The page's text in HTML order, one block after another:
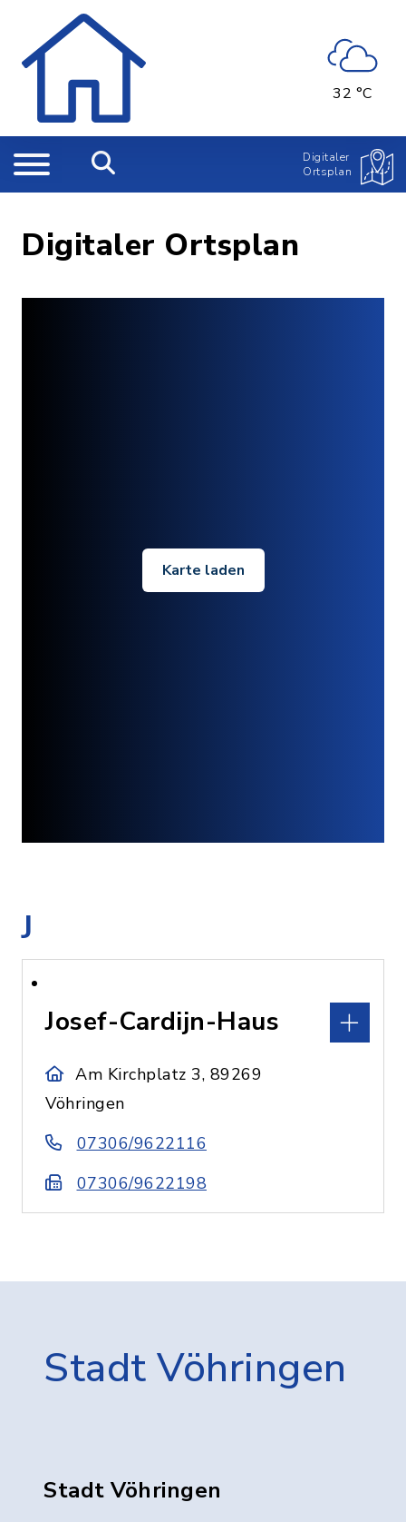
32 °C
Digitaler
Ortsplan
Digitaler Ortsplan
Karte laden
J
Josef-Cardijn-Haus
Am Kirchplatz 3, 89269
Vöhringen
07306/9622116
07306/9622198
Stadt Vöhringen
Stadt Vöhringen